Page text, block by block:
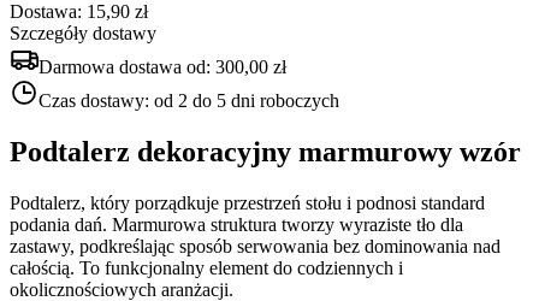
Dostawa: 15,90 zł
Szczegóły dostawy
Darmowa dostawa od: 300,00 zł
Czas dostawy: od 2 do 5 dni roboczych
Podtalerz dekoracyjny marmurowy wzór
Podtalerz, który porządkuje przestrzeń stołu i podnosi standard
podania dań. Marmurowa struktura tworzy wyraziste tło dla
zastawy, podkreślając sposób serwowania bez dominowania nad
całością. To funkcjonalny element do codziennych i
okolicznościowych aranżacji.